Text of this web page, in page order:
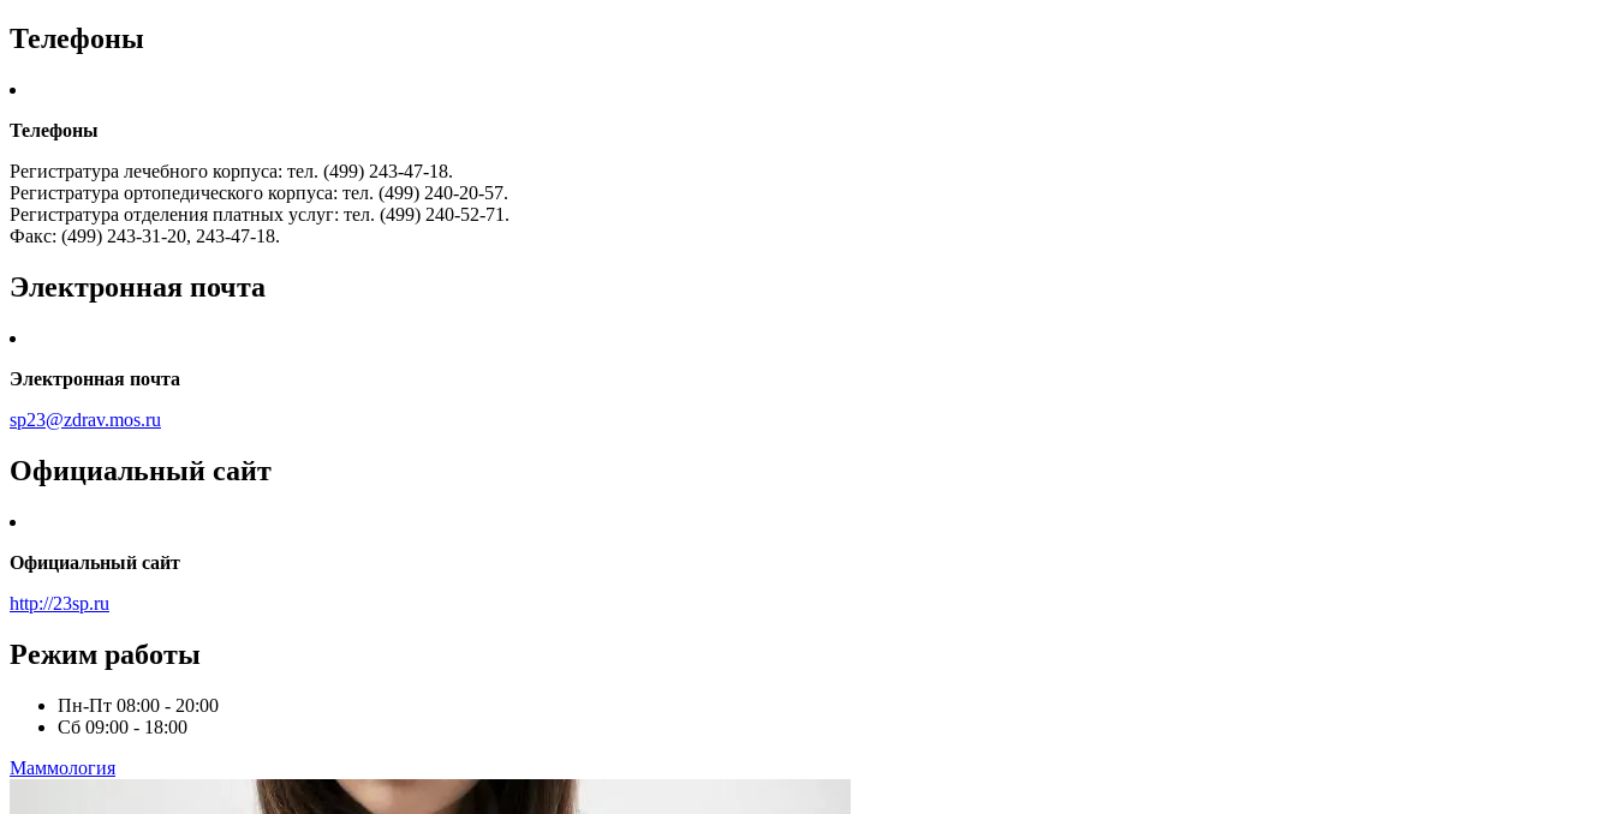
Телефоны
Телефоны
Регистратура лечебного корпуса: тел. (499) 243-47-18.
Регистратура ортопедического корпуса: тел. (499) 240-20-57.
Регистратура отделения платных услуг: тел. (499) 240-52-71.
Факс: (499) 243-31-20, 243-47-18.
Электронная почта
Электронная почта
sp23@zdrav.mos.ru
Официальный сайт
Официальный сайт
http://23sp.ru
Режим работы
Пн-Пт 08:00 - 20:00
Сб 09:00 - 18:00
Маммология